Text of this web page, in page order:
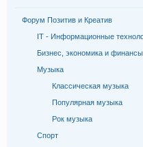
Форум Позитив и Креатив
IT - Информационные
Бизнес, экономика и финансы
Музыка
Классическая музыка
Популярная музыка
Рок музыка
Спорт